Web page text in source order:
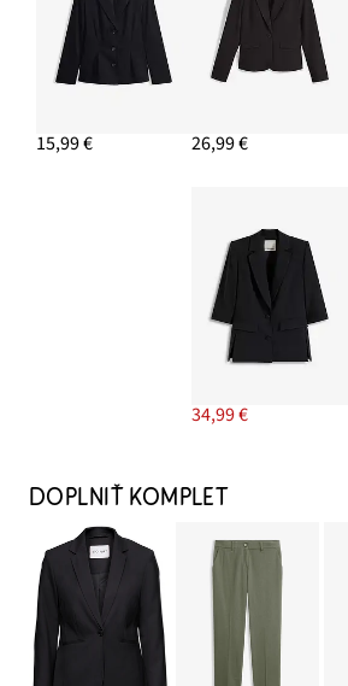
15,99 € 26,99 €
34,99 €
DOPLNIŤ KOMPLET